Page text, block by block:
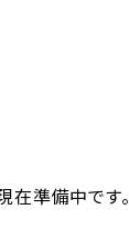
準備中です。